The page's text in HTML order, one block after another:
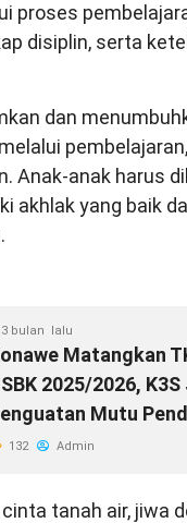
proses
disiplin, serta
dan
Anak-anak harus
akhlak yang baik
3 bulan lalu
Matangkan
2025/2026,
Mutu
132 Admin
tanah air, jiwa